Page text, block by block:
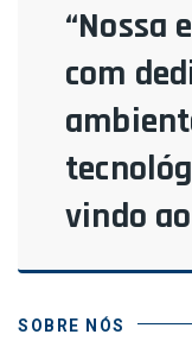
“Nossa
com
vindo
SOBRE NÓS